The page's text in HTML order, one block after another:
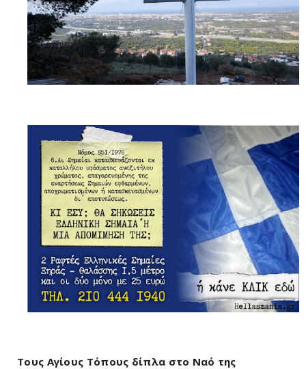
Τους Αγίους Τόπους δίπλα στο Ναό της